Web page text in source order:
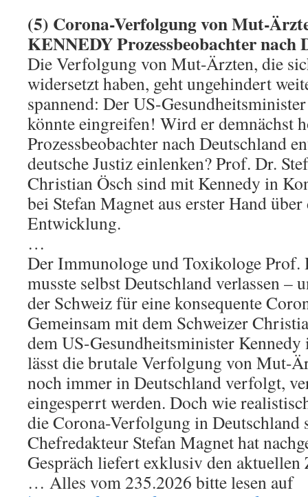
(5) Corona-Verfolgung von Mut-
KENNEDY Prozessbeobachter nach
Die Verfolgung von Mut-Ärzten, die
widersetzt haben, geht ungehindert
spannend: Der US-
könnte eingreifen! Wird er demnächst
Prozessbeobachter nach Deutschland
deutsche Justiz einlenken? Prof. Dr.
Christian Ösch sind mit Kennedy in
bei Stefan Magnet aus erster Hand
Entwicklung.
…
Der Immunologe und Toxikologe Prof.
musste selbst Deutschland verlassen –
der Schweiz für eine konsequente
Gemeinsam mit dem Schweizer
dem US-Gesundheitsminister
lässt die brutale Verfolgung von Mut-
noch immer in Deutschland verfolgt,
eingesperrt werden. Doch wie
die Corona-Verfolgung in
Chefredakteur Stefan Magnet hat
Gespräch liefert exklusiv den aktuellen
… Alles vom 235.2026 bitte lesen auf